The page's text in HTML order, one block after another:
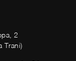
2
Trani)